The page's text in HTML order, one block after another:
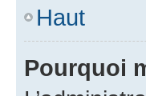
Haut
Pourquoi